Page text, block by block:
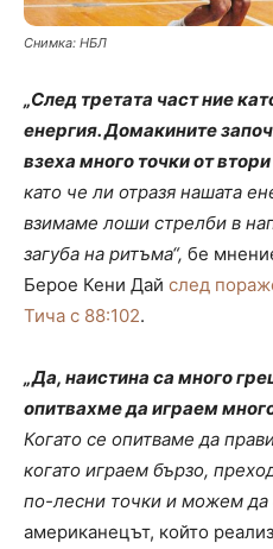
Снимка: НБЛ
„След третата част ние
енергия. Домакините
взеха много точки от
като че ли отразя нашата
взимаме лоши стрелби в
загуба на ритъма“, бе
Берое Кени Дай след
Тича с 88:102.
„Да, наистина са много
опитвахме да играем
Когато се опитваме да
когато играем бързо,
по-лесни точки и можем да
американецът, който